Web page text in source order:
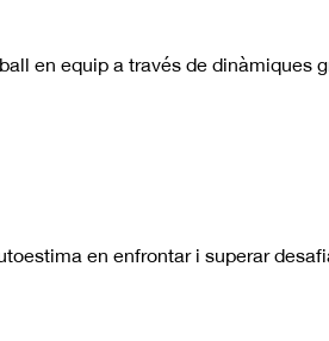
en equip a través de dinàmiques
en enfrontar i superar